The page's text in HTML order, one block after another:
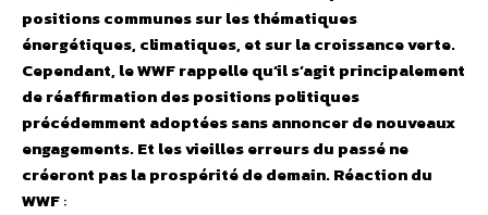
positions communes sur les thématiques
énergétiques, climatiques, et sur la croissance verte.
Cependant, le WWF rappelle qu’il s’agit principalement
de réaffirmation des positions politiques
précédemment adoptées sans annoncer de nouveaux
engagements. Et les vieilles erreurs du passé ne
créeront pas la prospérité de demain.Réaction du
WWF: